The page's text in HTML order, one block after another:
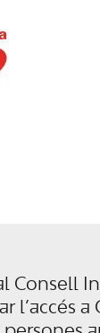
Consell
l’accés a